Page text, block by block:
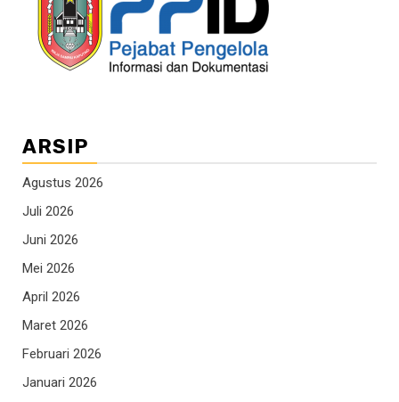
ARSIP
Agustus 2026
Juli 2026
Juni 2026
Mei 2026
April 2026
Maret 2026
Februari 2026
Januari 2026